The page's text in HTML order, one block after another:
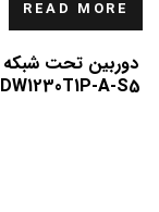
READ MORE
دوربین تحت شبکه
A-S5